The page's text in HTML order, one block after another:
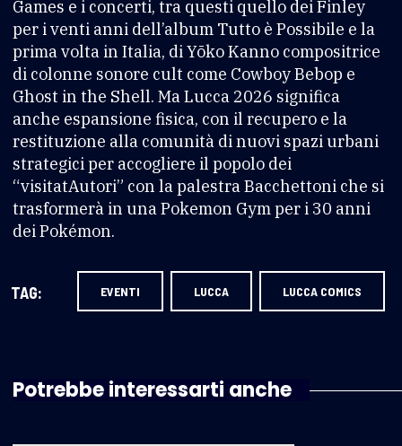
Games e i concerti, tra questi quello dei Finley
per i venti anni dell’album Tutto è Possibile e la
prima volta in Italia, di Yōko Kanno compositrice
di colonne sonore cult come Cowboy Bebop e
Ghost in the Shell. Ma Lucca 2026 significa
anche espansione fisica, con il recupero e la
restituzione alla comunità di nuovi spazi urbani
strategici per accogliere il popolo dei
“visitatAutori” con la palestra Bacchettoni che si
trasformerà in una Pokemon Gym per i 30 anni
dei Pokémon.
TAG: EVENTI LUCCA LUCCA COMICS
Potrebbe interessarti anche